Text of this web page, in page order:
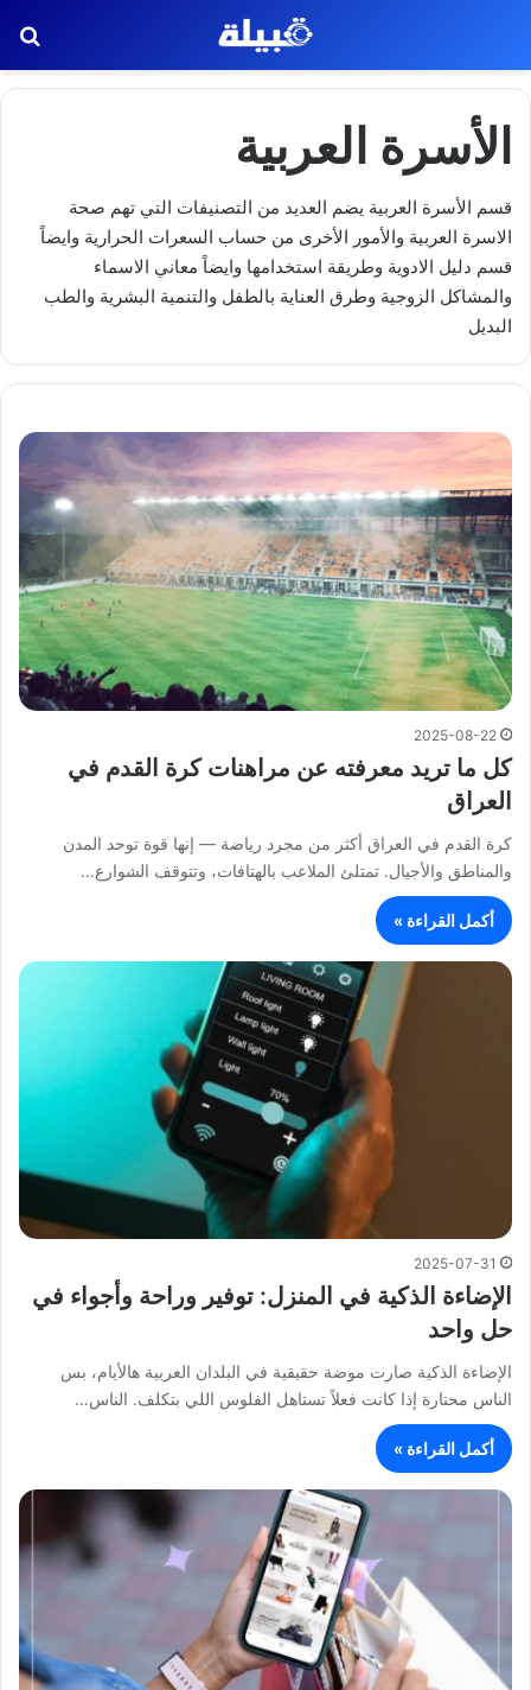
الأسرة العربية
قسم الأسرة العربية يضم العديد من التصنيفات التي تهم صحة
الاسرة العربية والأمور الأخرى من حساب السعرات الحرارية وايضاً
قسم دليل الادوية وطريقة استخدامها وايضاً معاني الاسماء
والمشاكل الزوجية وطرق العناية بالطفل والتنمية البشرية والطب
البديل
2025-08-22
كل ما تريد معرفته عن مراهنات كرة القدم في
العراق
كرة القدم في العراق أكثر من مجرد رياضة — إنها قوة توحد المدن
والمناطق والأجيال. تمتلئ الملاعب بالهتافات، وتتوقف الشوارع…
أكمل القراءة »
2025-07-31
الإضاءة الذكية في المنزل: توفير وراحة وأجواء في
حل واحد
الإضاءة الذكية صارت موضة حقيقية في البلدان العربية هالأيام، بس
الناس محتارة إذا كانت فعلاً تستاهل الفلوس اللي بتكلف. الناس…
أكمل القراءة »